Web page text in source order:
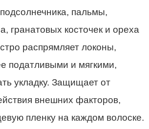
пальмы,
гранатовых косточек и ореха
распрямляет локоны,
податливыми и мягкими,
укладку. Защищает от
внешних факторов,
пленку на каждом волоске.